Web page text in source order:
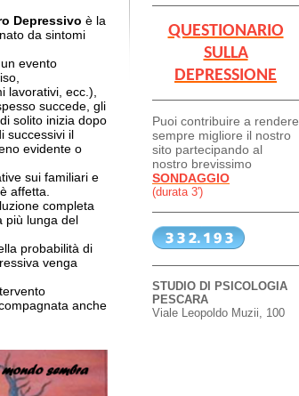
Depressivo è la
da sintomi
evento
lavorativi, ecc.),
succede, gli
solito inizia dopo
successivi il
evidente o
sui familiari e
affetta.
completa
più lunga del
probabilità di
venga
anche
QUESTIONARIO
SULLA
DEPRESSIONE
Puoi contribuire a rendere
sempre migliore il nostro
sito partecipando al
nostro brevissimo
SONDAGGIO
(durata 3')
STUDIO DI PSICOLOGIA
PESCARA
Viale Leopoldo Muzii, 100